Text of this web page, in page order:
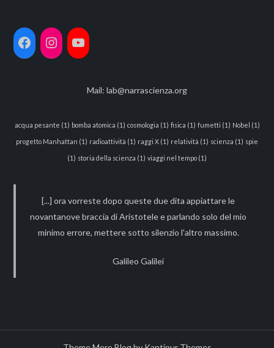
Mail: lab@narrascienza.org
acqua pesante (1) bomba atomica (1) cosmologia (1) fisica (1) fumetti (1) Nobel (1)
progetto Manhattan (1) radioattività (1) raggi X (1) relatività (1) scienza (1) spie
(1) storia della scienza (1) viaggi nel tempo (1)
[...] ora vorreste dopo queste due dita appiattare le
novantanove braccia di Aristotele e parlando solo del mio
minimo errore, mettere sotto silenzio l'altro massimo.
Galileo Galilei